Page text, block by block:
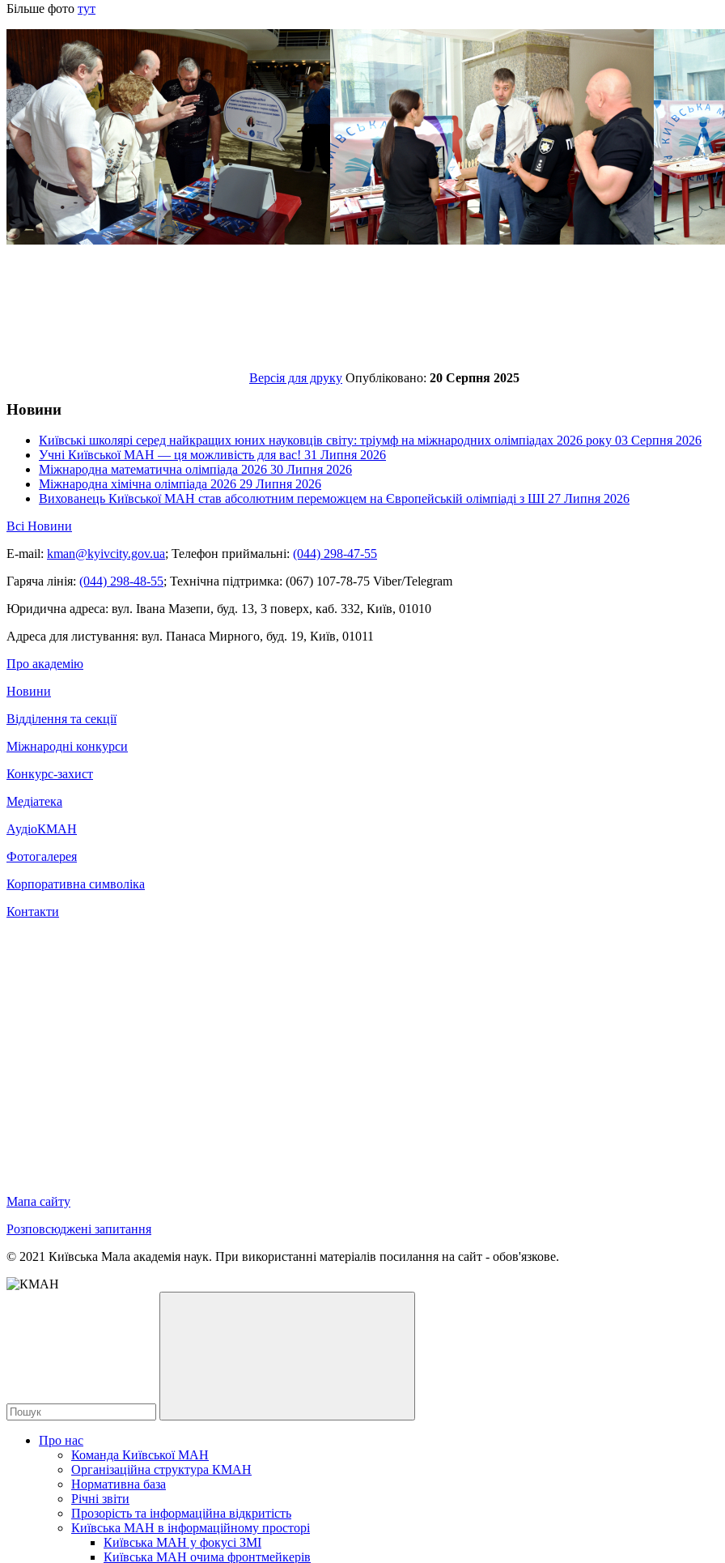
Більше фото тут
Версія для друку Опубліковано: 20 Серпня 2025
Новини
Київські школярі серед найкращих юних науковців світу: тріумф на міжнародних олімпіадах 2026 року 03 Серпня 2026
Учні Київської МАН — ця можливість для вас! 31 Липня 2026
Міжнародна математична олімпіада 2026 30 Липня 2026
Міжнародна хімічна олімпіада 2026 29 Липня 2026
Вихованець Київської МАН став абсолютним переможцем на Європейській олімпіаді з ШІ 27 Липня 2026
Всі Новини
E-mail: kman@kyivcity.gov.ua; Телефон приймальні: (044) 298-47-55
Гаряча лінія: (044) 298-48-55; Технічна підтримка: (067) 107-78-75 Viber/Telegram
Юридична адреса: вул. Івана Мазепи, буд. 13, 3 поверх, каб. 332, Київ, 01010
Адреса для листування: вул. Панаса Мирного, буд. 19, Київ, 01011
Про академію
Новини
Відділення та секції
Міжнародні конкурси
Конкурс-захист
Медіатека
АудіоКМАН
Фотогалерея
Корпоративна символіка
Контакти
Мапа сайту
Розповсюджені запитання
© 2021 Київська Мала академія наук. При використанні матеріалів посилання на сайт - обов'язкове.
Про нас
Команда Київської МАН
Організаційна структура КМАН
Нормативна база
Річні звіти
Прозорість та інформаційна відкритість
Київська МАН в інформаційному просторі
Київська МАН у фокусі ЗМІ
Київська МАН очима фронтмейкерів